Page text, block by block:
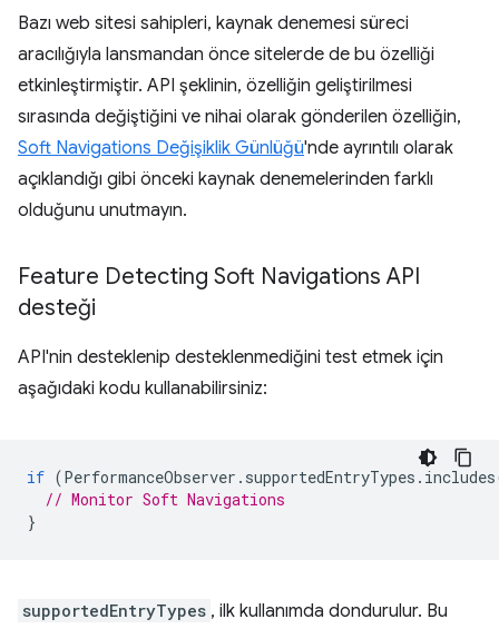
Bazı web sitesi sahipleri, kaynak denemesi süreci
aracılığıyla lansmandan önce sitelerde de bu özelliği
etkinleştirmiştir. API şeklinin, özelliğin geliştirilmesi
sırasında değiştiğini ve nihai olarak gönderilen özelliğin,
Soft Navigations Değişiklik Günlüğü'nde ayrıntılı olarak
açıklandığı gibi önceki kaynak denemelerinden farklı
olduğunu unutmayın.
Feature Detecting Soft Navigations API
desteği
API'nin desteklenip desteklenmediğini test etmek için
aşağıdaki kodu kullanabilirsiniz:
if (PerformanceObserver . supportedEntryTypes . includes
// Monitor Soft Navigations
}
supportedEntryTypes , ilk kullanımda dondurulur. Bu